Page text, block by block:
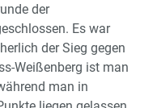
der
Es war
der Sieg gegen
Weißenberg ist man
man in